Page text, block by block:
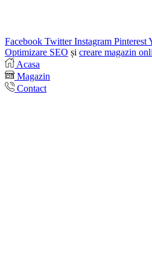
Facebook Twitter Instagram Pinterest
Optimizare SEO și creare magazin
Acasa
Magazin
Contact